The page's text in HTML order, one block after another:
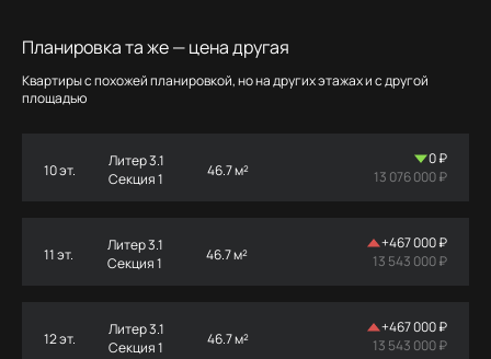
Планировка та же — цена другая
Квартиры с похожей планировкой, но на других этажах и с другой
площадью
10 эт.
Литер 3.1
Секция 1
46.7 м²
0 ₽
13 076 000 ₽
11 эт.
Литер 3.1
Секция 1
46.7 м²
+467 000 ₽
13 543 000 ₽
12 эт.
Литер 3.1
Секция 1
46.7 м²
+467 000 ₽
13 543 000 ₽